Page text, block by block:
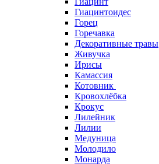
Гиацинтоидес
Горец
Горечавка
Декоративные травы
Живучка
Ирисы
Камассия
Котовник
Кровохлёбка
Крокус
Лилейник
Лилии
Медуница
Молодило
Монарда